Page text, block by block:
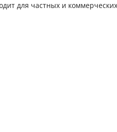
для частных и